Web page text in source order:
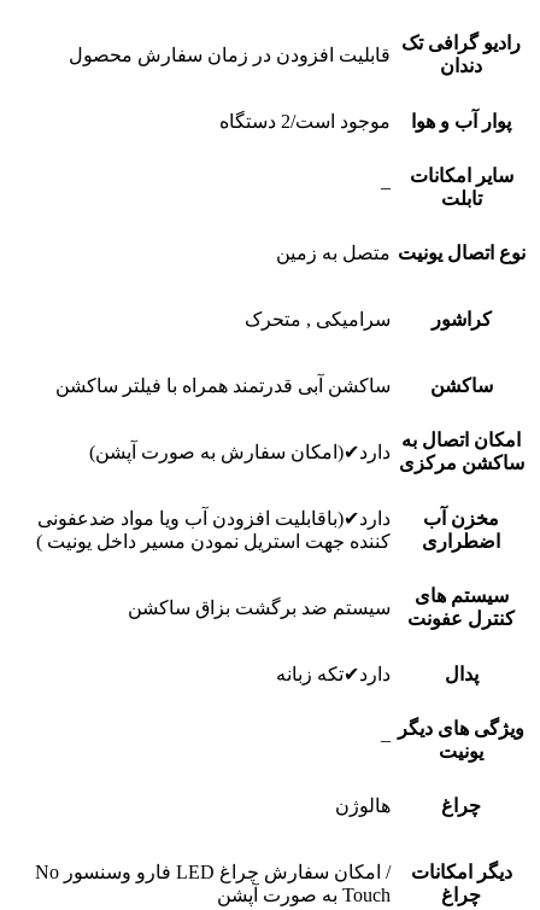
رادیو گرافی تک
دندان
قابلیت افزودن در زمان سفارش محصول
پوار آب و هوا موجود است/2 دستگاه
سایر امکانات
تابلت
–
نوع اتصال یونیت متصل به زمین
کراشور سرامیکی , متحرک
ساکشن ساکشن آبی قدرتمند همراه با فیلتر ساکشن
امکان اتصال به
ساکشن مرکزی
دارد✔(امکان سفارش به صورت آپشن)
مخزن آب
اضطراری
دارد✔(باقابلیت افزودن آب ویا مواد ضدعفونی
کننده جهت استریل نمودن مسیر داخل یونیت )
سیستم های
کنترل عفونت
سیستم ضد برگشت بزاق ساکشن
پدال دارد✔تکه زبانه
ویژگی های دیگر
یونیت
–
چراغ هالوژن
دیگر امکانات
چراغ
/ امکان سفارش چراغ LED فارو وسنسور No
Touch به صورت آپشن